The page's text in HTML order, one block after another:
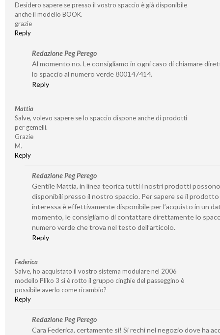
Desidero sapere se presso il vostro spaccio è già disponibile
anche il modello BOOK.
grazie
Reply
Redazione Peg Perego
Al momento no. Le consigliamo in ogni caso di chiamare
lo spaccio al numero verde 800147414.
Reply
Mattia
Salve, volevo sapere se lo spaccio dispone anche di prodotti
per gemelli.
Grazie
M.
Reply
Redazione Peg Perego
Gentile Mattia, in linea teorica tutti i nostri prodotti
disponibili presso il nostro spaccio. Per sapere se il prodotto
interessa è effettivamente disponibile per l’acquisto in un
momento, le consigliamo di contattare direttamente lo
numero verde che trova nel testo dell’articolo.
Reply
Federica
Salve, ho acquistato il vostro sistema modulare nel 2006
modello Pliko 3 si è rotto il gruppo cinghie del passeggino è
possibile averlo come ricambio?
Reply
Redazione Peg Perego
Cara Federica, certamente sì! Si rechi nel negozio dove ha